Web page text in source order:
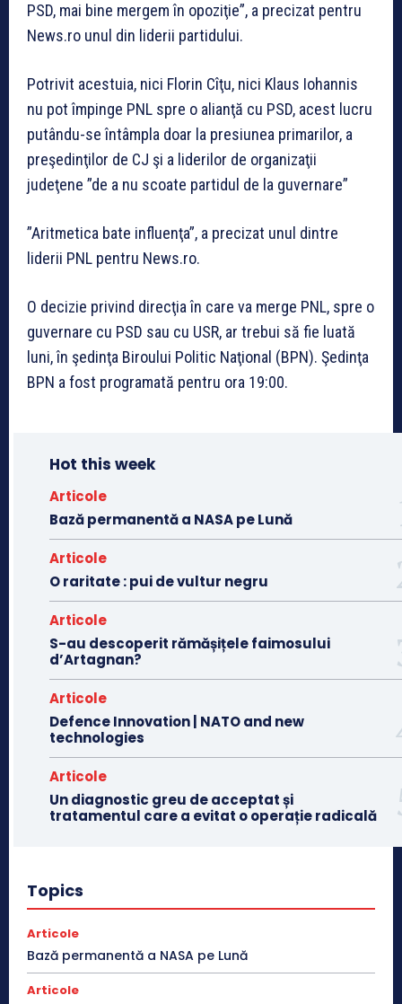
PSD, mai bine mergem în opoziţie”, a precizat pentru
News.ro unul din liderii partidului.
Potrivit acestuia, nici Florin Cîţu, nici Klaus Iohannis
nu pot împinge PNL spre o alianţă cu PSD, acest lucru
putându-se întâmpla doar la presiunea primarilor, a
preşedinţilor de CJ şi a liderilor de organizaţii
judeţene ”de a nu scoate partidul de la guvernare”
”Aritmetica bate influenţa”, a precizat unul dintre
liderii PNL pentru News.ro.
O decizie privind direcţia în care va merge PNL, spre o
guvernare cu PSD sau cu USR, ar trebui să fie luată
luni, în şedinţa Biroului Politic Naţional (BPN). Şedinţa
BPN a fost programată pentru ora 19:00.
Hot this week
Articole
Bază permanentă a NASA pe Lună
Articole
O raritate : pui de vultur negru
Articole
S-au descoperit rămășițele faimosului
d’Artagnan?
Articole
Defence Innovation | NATO and new
technologies
Articole
Un diagnostic greu de acceptat și
tratamentul care a evitat o operație radicală
Topics
Articole
Bază permanentă a NASA pe Lună
Articole